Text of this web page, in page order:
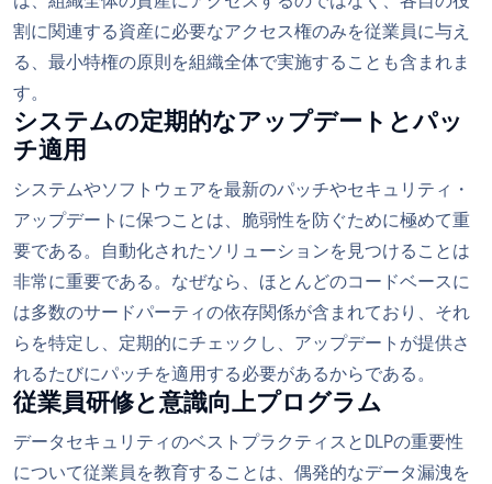
割に関連する資産に必要なアクセス権のみを従業員に与え
る、最小特権の原則を組織全体で実施することも含まれま
す。
システムの定期的なアップデートとパッ
チ適用
システムやソフトウェアを最新のパッチやセキュリティ・
アップデートに保つことは、脆弱性を防ぐために極めて重
要である。自動化されたソリューションを見つけることは
非常に重要である。なぜなら、ほとんどのコードベースに
は多数のサードパーティの依存関係が含まれており、それ
らを特定し、定期的にチェックし、アップデートが提供さ
れるたびにパッチを適用する必要があるからである。
従業員研修と意識向上プログラム
データセキュリティのベストプラクティスとDLPの重要性
について従業員を教育することは、偶発的なデータ漏洩を